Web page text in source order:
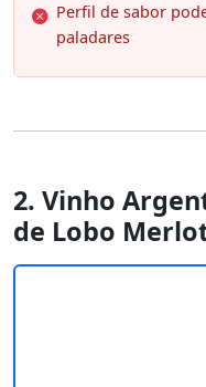
Perfil de sabor
paladares
2. Vinho
de Lobo